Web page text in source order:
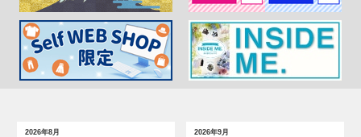
2026年8月
2026年9月